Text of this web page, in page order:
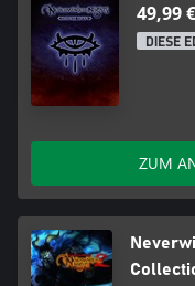
49,99 €
DIESE
ZUM